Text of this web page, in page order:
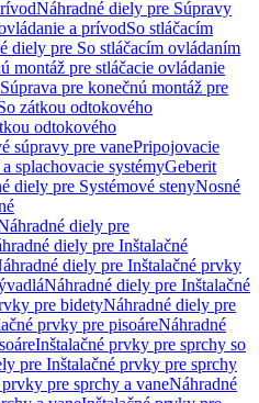
Náhradné diely pre Súpravy
a prívodSo stláčacím
diely pre So stláčacím ovládaním
montáž pre stláčacie ovládanie
pre konečnú montáž pre
zátkou odtokového
odtokového
súpravy pre vanePripojovacie
splachovacie systémyGeberit
diely pre Systémové stenyNosné
diely pre
diely pre Inštalačné
diely pre Inštalačné prvky
Náhradné diely pre Inštalačné
pre bidetyNáhradné diely pre
prvky pre pisoáreNáhradné
Inštalačné prvky pre sprchy so
pre Inštalačné prvky pre sprchy
pre sprchy a vaneNáhradné